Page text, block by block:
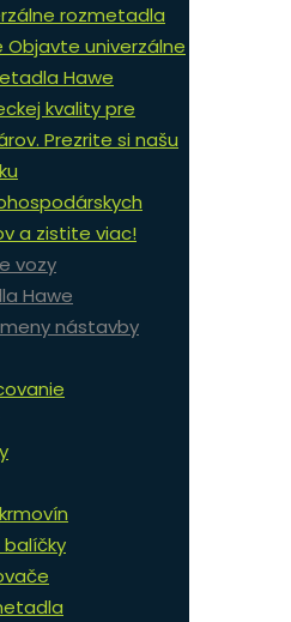
rozmetadla
Objavte univerzálne
Hawe
kvality pre
Prezrite si našu
a zistite viac!
vozy
Hawe
nástavby
balíčky